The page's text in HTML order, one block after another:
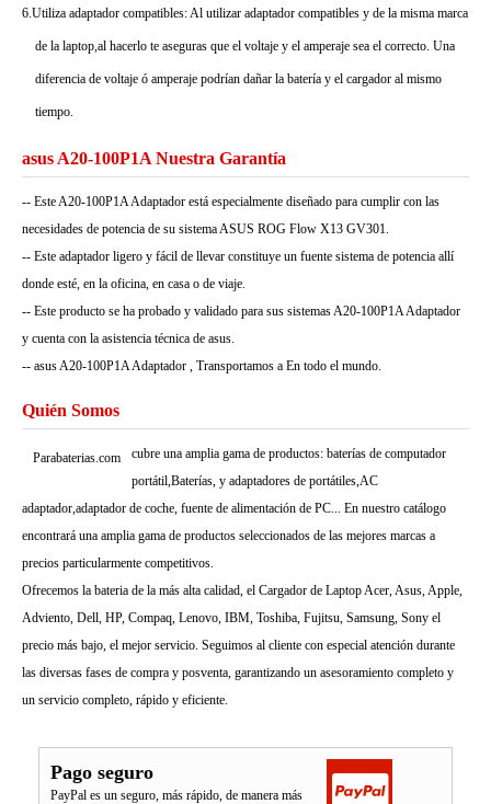
6.Utiliza adaptador compatibles: Al utilizar adaptador compatibles y de la misma marca
de la laptop,al hacerlo te aseguras que el voltaje y el amperaje sea el correcto. Una
diferencia de voltaje ó amperaje podrían dañar la batería y el cargador al mismo
tiempo.
asus A20-100P1A Nuestra Garantía
-- Este A20-100P1A Adaptador está especialmente diseñado para cumplir con las
necesidades de potencia de su sistema ASUS ROG Flow X13 GV301.
-- Este adaptador ligero y fácil de llevar constituye un fuente sistema de potencia allí
donde esté, en la oficina, en casa o de viaje.
-- Este producto se ha probado y validado para sus sistemas A20-100P1A Adaptador
y cuenta con la asistencia técnica de asus.
-- asus A20-100P1A Adaptador , Transportamos a En todo el mundo.
Quién Somos
Parabaterias.com
cubre una amplia gama de productos: baterías de computador
portátil,Baterías, y adaptadores de portátiles,AC
adaptador,adaptador de coche, fuente de alimentación de PC... En nuestro catálogo
encontrará una amplia gama de productos seleccionados de las mejores marcas a
precios particularmente competitivos.
Ofrecemos la bateria de la más alta calidad, el Cargador de Laptop Acer, Asus, Apple,
Adviento, Dell, HP, Compaq, Lenovo, IBM, Toshiba, Fujitsu, Samsung, Sony el
precio más bajo, el mejor servicio. Seguimos al cliente con especial atención durante
las diversas fases de compra y posventa, garantizando un asesoramiento completo y
un servicio completo, rápido y eficiente.
Pago seguro
PayPal es un seguro, más rápido, de manera más